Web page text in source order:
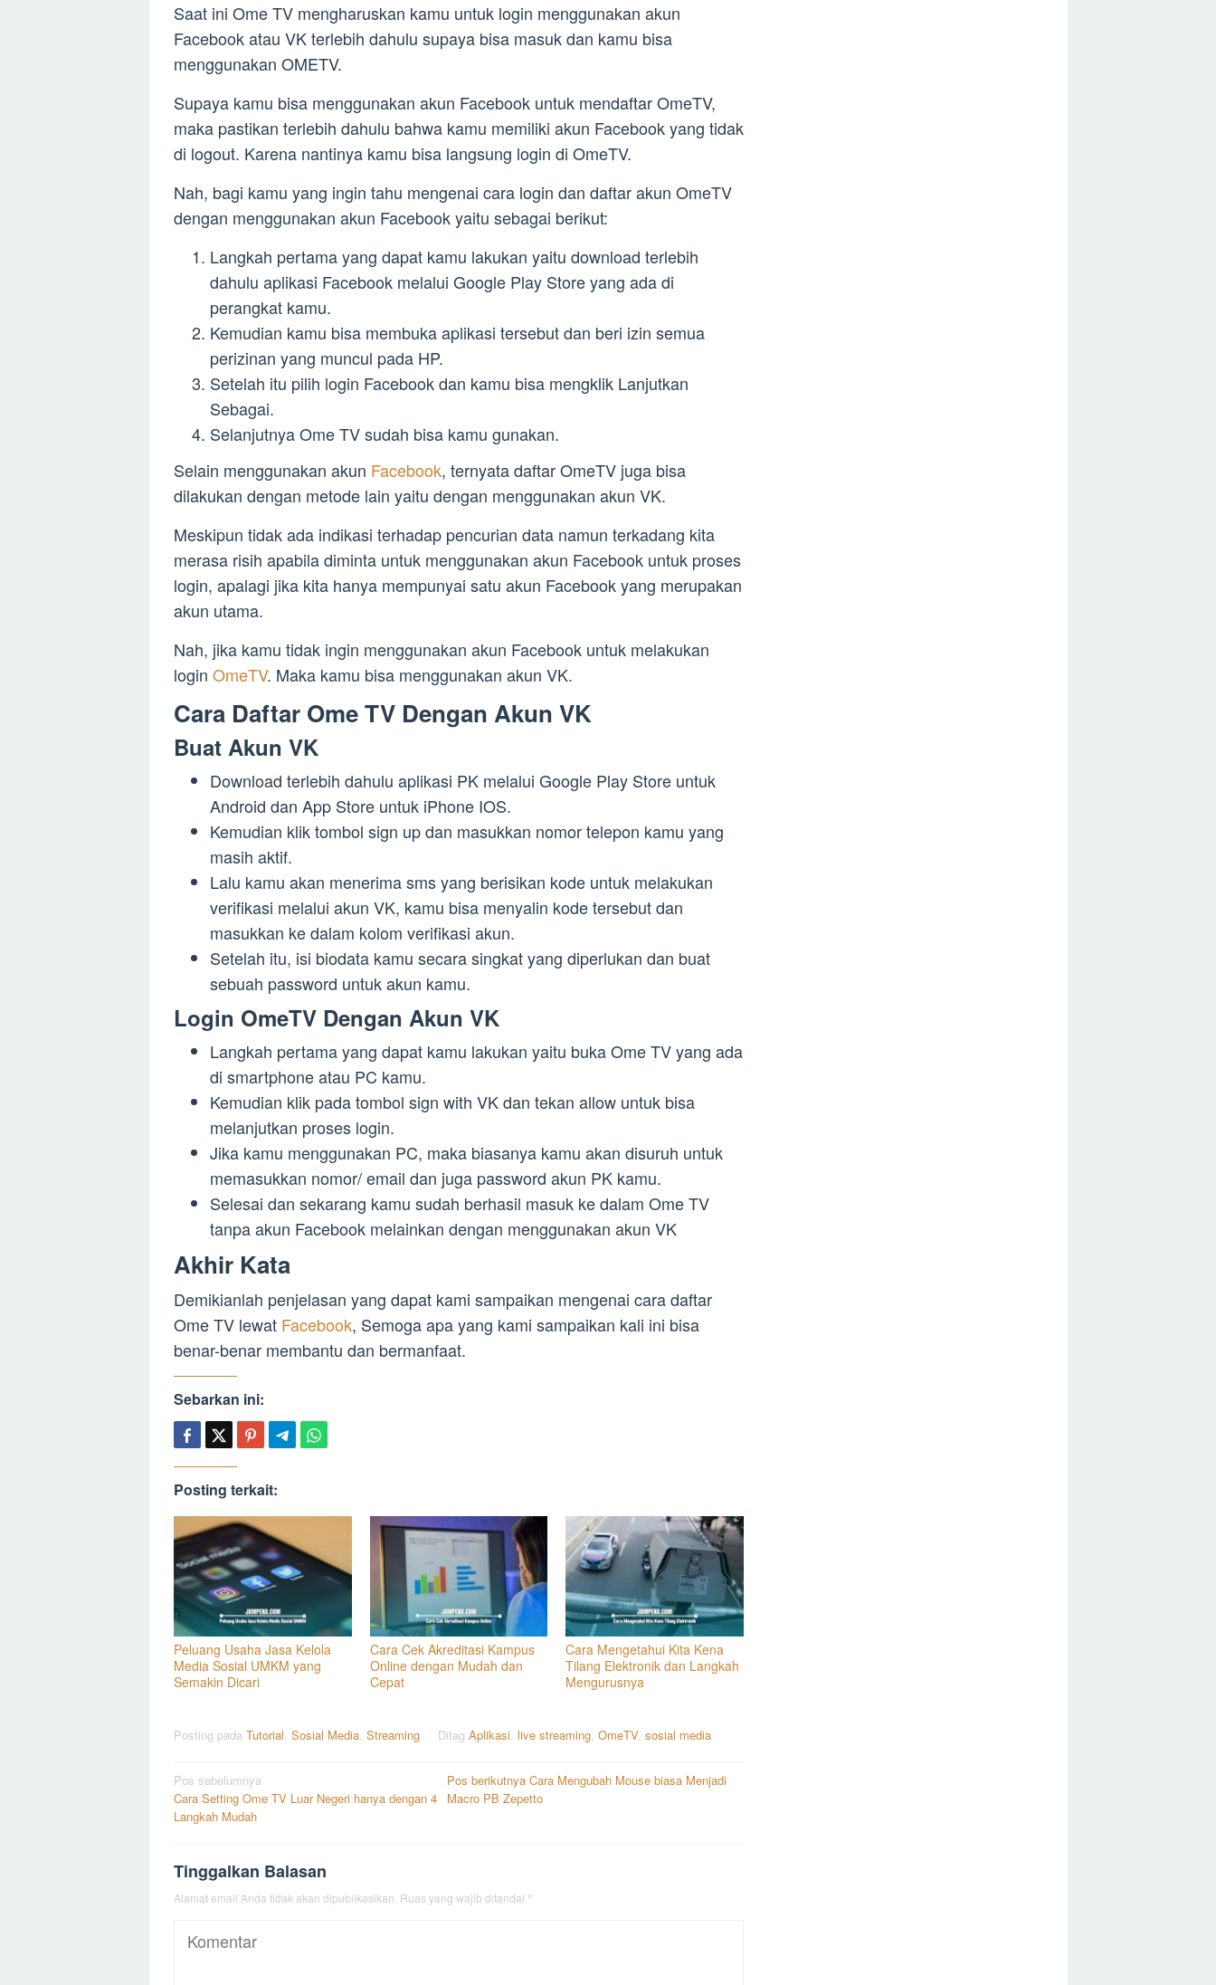
Saat ini Ome TV mengharuskan kamu untuk login menggunakan akun
Facebook atau VK terlebih dahulu supaya bisa masuk dan kamu bisa
menggunakan OMETV.
Supaya kamu bisa menggunakan akun Facebook untuk mendaftar OmeTV,
maka pastikan terlebih dahulu bahwa kamu memiliki akun Facebook yang tidak
di logout. Karena nantinya kamu bisa langsung login di OmeTV.
Nah, bagi kamu yang ingin tahu mengenai cara login dan daftar akun OmeTV
dengan menggunakan akun Facebook yaitu sebagai berikut:
Langkah pertama yang dapat kamu lakukan yaitu download terlebih
dahulu aplikasi Facebook melalui Google Play Store yang ada di
perangkat kamu.
Kemudian kamu bisa membuka aplikasi tersebut dan beri izin semua
perizinan yang muncul pada HP.
Setelah itu pilih login Facebook dan kamu bisa mengklik Lanjutkan
Sebagai.
Selanjutnya Ome TV sudah bisa kamu gunakan.
Selain menggunakan akun Facebook, ternyata daftar OmeTV juga bisa
dilakukan dengan metode lain yaitu dengan menggunakan akun VK.
Meskipun tidak ada indikasi terhadap pencurian data namun terkadang kita
merasa risih apabila diminta untuk menggunakan akun Facebook untuk proses
login, apalagi jika kita hanya mempunyai satu akun Facebook yang merupakan
akun utama.
Nah, jika kamu tidak ingin menggunakan akun Facebook untuk melakukan
login OmeTV. Maka kamu bisa menggunakan akun VK.
Cara Daftar Ome TV Dengan Akun VK
Buat Akun VK
Download terlebih dahulu aplikasi PK melalui Google Play Store untuk
Android dan App Store untuk iPhone IOS.
Kemudian klik tombol sign up dan masukkan nomor telepon kamu yang
masih aktif.
Lalu kamu akan menerima sms yang berisikan kode untuk melakukan
verifikasi melalui akun VK, kamu bisa menyalin kode tersebut dan
masukkan ke dalam kolom verifikasi akun.
Setelah itu, isi biodata kamu secara singkat yang diperlukan dan buat
sebuah password untuk akun kamu.
Login OmeTV Dengan Akun VK
Langkah pertama yang dapat kamu lakukan yaitu buka Ome TV yang ada
di smartphone atau PC kamu.
Kemudian klik pada tombol sign with VK dan tekan allow untuk bisa
melanjutkan proses login.
Jika kamu menggunakan PC, maka biasanya kamu akan disuruh untuk
memasukkan nomor/ email dan juga password akun PK kamu.
Selesai dan sekarang kamu sudah berhasil masuk ke dalam Ome TV
tanpa akun Facebook melainkan dengan menggunakan akun VK
Akhir Kata
Demikianlah penjelasan yang dapat kami sampaikan mengenai cara daftar
Ome TV lewat Facebook, Semoga apa yang kami sampaikan kali ini bisa
benar-benar membantu dan bermanfaat.
Sebarkan ini:
Posting terkait:
Peluang Usaha Jasa Kelola
Media Sosial UMKM yang
Semakin Dicari
Cara Cek Akreditasi Kampus
Online dengan Mudah dan
Cepat
Cara Mengetahui Kita Kena
Tilang Elektronik dan Langkah
Mengurusnya
Posting pada Tutorial Sosial Media Streaming Ditag Aplikasi live streaming OmeTV, sosial media
Navigasi
pos
Pos sebelumnya
Cara Setting Ome TV Luar Negeri hanya dengan 4
Langkah Mudah
Pos berikutnya Cara Mengubah Mouse biasa Menjadi
Macro PB Zepetto
Tinggalkan Balasan
Alamat email Anda tidak akan dipublikasikan. Ruas yang wajib ditandai *